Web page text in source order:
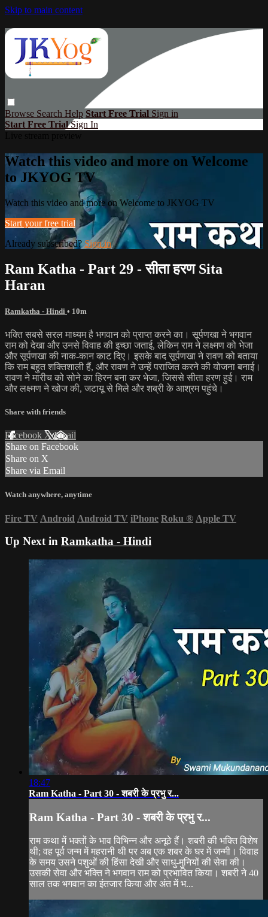
Skip to main content
Browse Search Help Start Free Trial Sign in
Start Free TrialSign In
Watch this video and more on Welcome
to JKYOG TV
Watch this video and more on Welcome to JKYOG TV
Start your free trial
Already subscribed?Sign in
Ram Katha - Part 29 - सीता हरण Sita
Haran
Ramkatha - Hindi • 10m
भक्ति सबसे सरल माध्यम है भगवान को प्राप्त करने का। सूर्पणखा ने भगवान
राम को देखा और उनसे विवाह की इच्छा जताई, लेकिन राम ने लक्ष्मण को भेजा
और सूर्पणखा की नाक-कान काट दिए। इसके बाद सूर्पणखा ने रावण को बताया
कि राम बहुत शक्तिशाली हैं, और रावण ने उन्हें पराजित करने की योजना बनाई।
रावण ने मारीच को सोने का हिरन बना कर भेजा, जिससे सीता हरण हुई। राम
और लक्ष्मण ने खोज की, जटायू से मिले और शब्री के आश्रम पहुंचे।
Share with friends
Facebook XEmail
Share on Facebook
Share on X
Share via Email
Watch anywhere, anytime
Fire TV Android Android TV iPhone Roku ® Apple TV
Up Next in Ramkatha - Hindi
18:47
Ram Katha - Part 30 - शबरी के प्रभु र...
Ram Katha - Part 30 - शबरी के प्रभु र...
राम कथा में भक्तों के भाव विभिन्न और अनूठे हैं। शबरी की भक्ति विशेष
थी; वह पूर्व जन्म में महरानी थी पर अब एक शबर के घर में जन्मी। विवाह
के समय उसने पशुओं की हिंसा देखी और साधु-मुनियों की सेवा की।
उसकी सेवा और भक्ति ने भगवान राम को प्रभावित किया। शबरी ने 40
साल तक भगवान का इंतजार किया और अंत में भ...